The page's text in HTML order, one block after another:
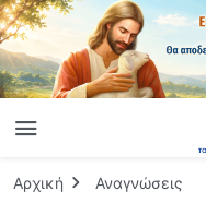
Αρχική Αναγνώσεις